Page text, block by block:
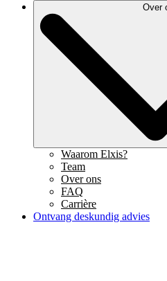
Over
Waarom Elxis?
Team
Over ons
FAQ
Carrière
Ontvang deskundig advies